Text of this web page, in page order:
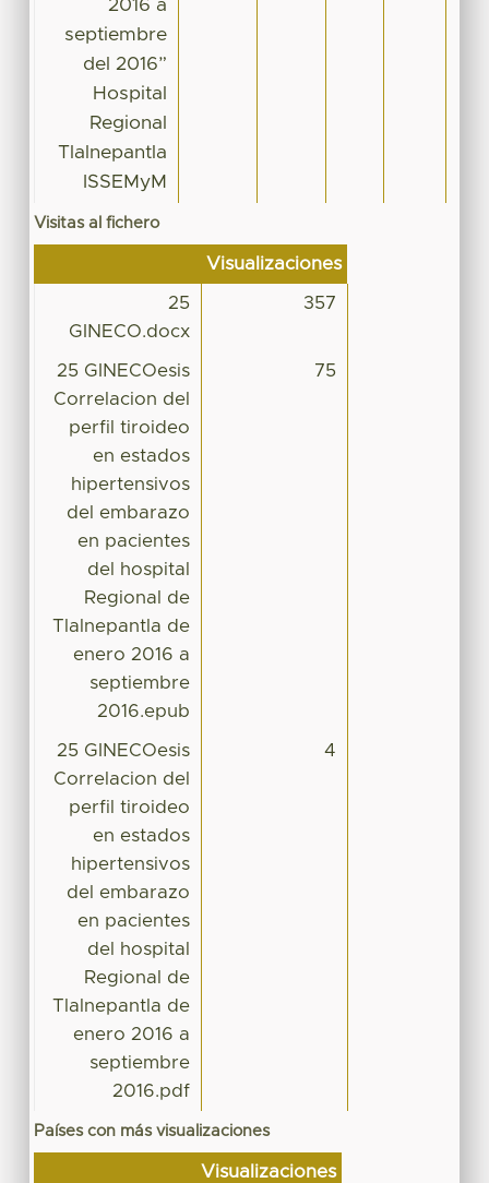
2016 a
septiembre
del 2016”
Hospital
Regional
Tlalnepantla
ISSEMyM
Visitas al fichero
Visualizaciones
25
GINECO.docx
357
25 GINECOesis
Correlacion del
perfil tiroideo
en estados
hipertensivos
del embarazo
en pacientes
del hospital
Regional de
Tlalnepantla de
enero 2016 a
septiembre
2016.epub
75
25 GINECOesis
Correlacion del
perfil tiroideo
en estados
hipertensivos
del embarazo
en pacientes
del hospital
Regional de
Tlalnepantla de
enero 2016 a
septiembre
2016.pdf
4
Países con más visualizaciones
Visualizaciones